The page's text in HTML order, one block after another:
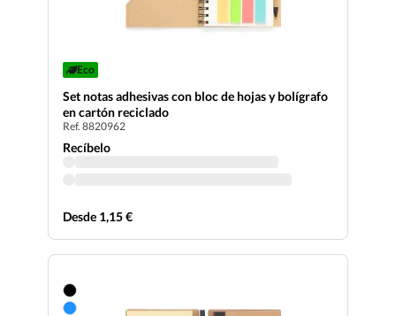
Eco
Set notas adhesivas con bloc de hojas y bolígrafo
en cartón reciclado
Ref. 8820962
Recíbelo
Desde 1,15 €